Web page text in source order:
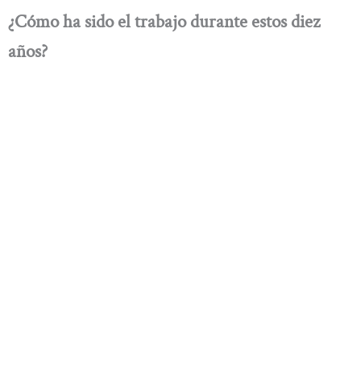
¿Cómo ha sido el trabajo durante estos diez
años?